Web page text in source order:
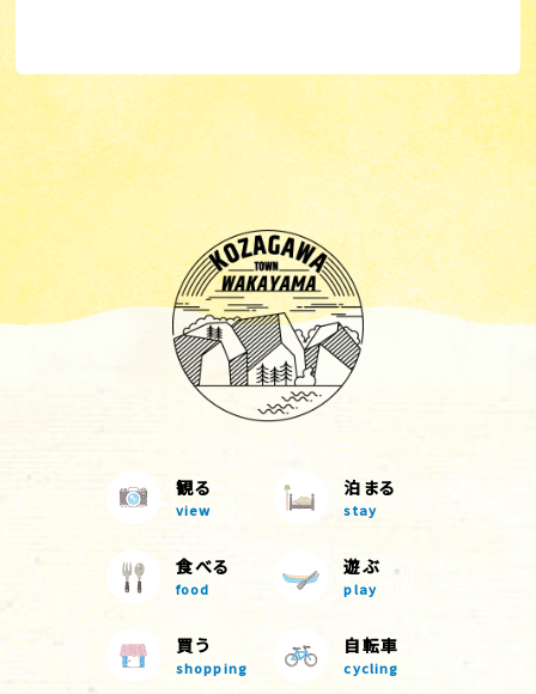
観る
view
泊まる
stay
食べる
food
遊ぶ
play
買う
shopping
自転車
cycling